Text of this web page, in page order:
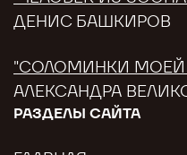
ДЕНИС БАШКИРОВ
"СОЛОМИНКИ МОЕЙ
АЛЕКСАНДРА
РАЗДЕЛЫ САЙТА